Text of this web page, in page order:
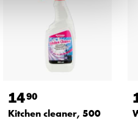
1490
Kitchen cleaner, 500